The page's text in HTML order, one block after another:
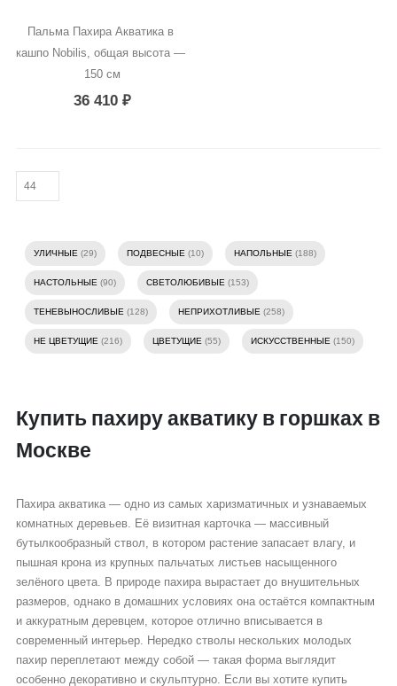
Пальма Пахира Акватика в
кашпо Nobilis, общая высота —
150 см
36 410₽
УЛИЧНЫЕ (29) ПОДВЕСНЫЕ (10) НАПОЛЬНЫЕ (188)
НАСТОЛЬНЫЕ (90) СВЕТОЛЮБИВЫЕ (153)
ТЕНЕВЫНОСЛИВЫЕ (128) НЕПРИХОТЛИВЫЕ (258)
НЕ ЦВЕТУЩИЕ (216) ЦВЕТУЩИЕ (55) ИСКУССТВЕННЫЕ (150)
Купить пахиру акватику в горшках в
Москве
Пахира акватика — одно из самых харизматичных и узнаваемых
комнатных деревьев. Её визитная карточка — массивный
бутылкообразный ствол, в котором растение запасает влагу, и
пышная крона из крупных пальчатых листьев насыщенного
зелёного цвета. В природе пахира вырастает до внушительных
размеров, однако в домашних условиях она остаётся компактным
и аккуратным деревцем, которое отлично вписывается в
современный интерьер. Нередко стволы нескольких молодых
пахир переплетают между собой — такая форма выглядит
особенно декоративно и скульптурно. Если вы хотите купить